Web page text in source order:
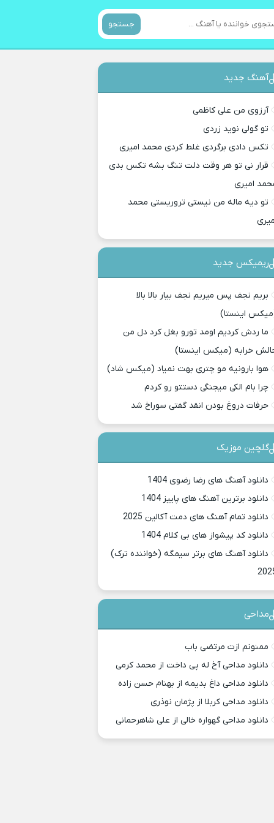
جستجو
آهنگ جدید
آرزوی من علی کاظمی
تو گولی نوید زردی
تکس دادی برگردی غلط کردی محمد امیری
قرار نی تو هر وقت دلت تنگ بشه تکس بدی
امیری
تو دیه ماله من نیستی تروریستی محمد
ریمیکس جدید
بریم نجف پس میریم نجف بیار بالا بالا
اینستا)
ما ردش کردیم اومد تورو بغل کرد دل من
خرابه (میکس اینستا)
هوا بارونیه مو چتری بهت نمیاد (میکس شاد)
چرا بام الکی میجنگی دستتو رو کردم
حرفات دروغ بودن انقد گفتی سوراخ شد
گلچین موزیک
دانلود آهنگ های رضا رضوی 1404
دانلود برترین آهنگ های پاییز 1404
دانلود تمام آهنگ های دمت آکالین 2025
دانلود کد پیشواز های بی کلام 1404
دانلود آهنگ های برتر سیمگه (خواننده ترک)
مداحی
ممنونم ازت مرتضی باب
دانلود مداحی آخ له پی داخت از محمد کرمی
دانلود مداحی داغ بدیمه از بهنام حسن زاده
دانلود مداحی کربلا از پژمان نوذری
دانلود مداحی گهواره خالی از علی شاهرحمانی